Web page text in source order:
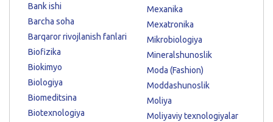
Bank ishi
Barcha soha
Barqaror rivojlanish fanlari
Biofizika
Biokimyo
Biologiya
Biomeditsina
Biotexnologiya
Mexanika
Mexatronika
Mikrobiologiya
Mineralshunoslik
Moda (Fashion)
Moddashunoslik
Moliya
Moliyaviy texnologiyalar